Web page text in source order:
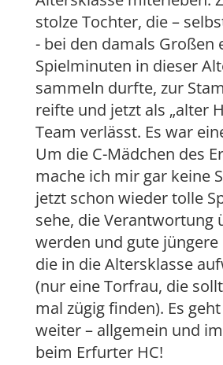
stolze Tochter, die –
- bei den damals Großen
Spielminuten in dieser
sammeln durfte, zur
reifte und jetzt als „alter
Team verlässt. Es war
Um die C-Mädchen des
mache ich mir gar keine
jetzt schon wieder tolle
sehe, die Verantwortung
werden und gute jüngere
die in die Altersklasse
(nur eine Torfrau, die
mal zügig finden). Es
weiter – allgemein und
beim Erfurter HC!